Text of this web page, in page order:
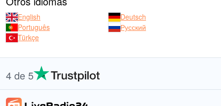
English
Deutsch
Português
Русский
Türkçe
4 de 5